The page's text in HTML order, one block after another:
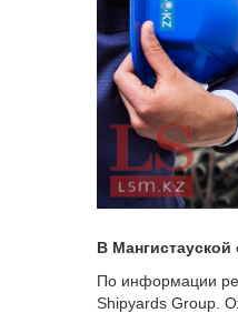
В
По информации
Shipyards Group.